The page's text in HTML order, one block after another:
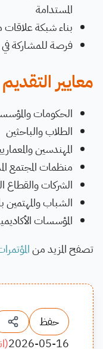
المستدامة
بناء شبكة علاقات
فرصة للمشاركة
معايير التقديم
الحكومات
الطلاب والباحثين
المهندسين
منظمات المجتمع
الشركات
الشباب والمهتمين
المؤسسات
تصفح المزيد من
حفظ
2026-05-16
(